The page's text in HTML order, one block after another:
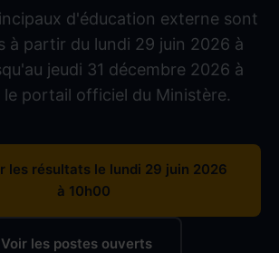
d'éducation externe sont
à partir du lundi 29 juin 2026 à
jeudi 31 décembre 2026 à
le portail officiel du Ministère.
les résultats le lundi 29 juin 2026
à 10h00
Voir les postes ouverts